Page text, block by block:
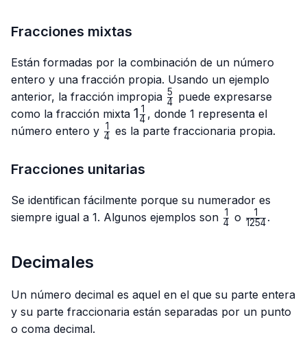
Fracciones mixtas
Están formadas por la combinación de un número
entero y una fracción propia. Usando un ejemplo
anterior, la fracción impropia \frac{5}
{4}
4
5
puede expresarse
como la fracción mixta 1\frac{1}
{4}
1 4
1 , donde 1 representa el
número entero y \frac{1}
4
1 es la parte fraccionaria propia.
Fracciones unitarias
Se identifican fácilmente porque su numerador es
siempre igual a 1. Algunos ejemplos son \frac{1}
4
1 o \frac{1}
1254
1 .
Decimales
Un número decimal es aquel en el que su parte entera
y su parte fraccionaria están separadas por un punto
o coma decimal.